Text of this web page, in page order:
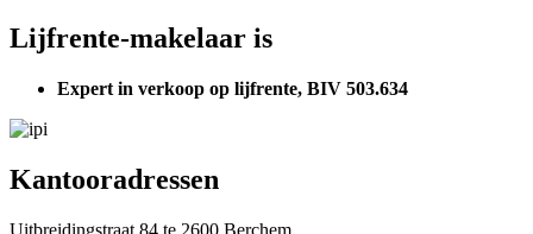
Lijfrente-makelaar is
Expert in verkoop op lijfrente, BIV 503.634
Kantooradressen
Uitbreidingstraat 84 te 2600 Berchem